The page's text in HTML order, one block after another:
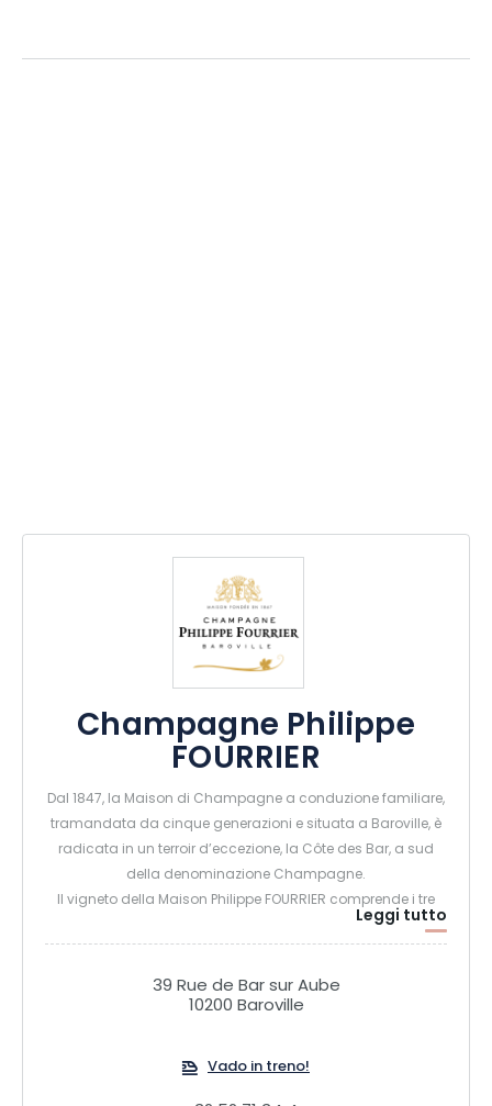
Champagne Philippe
FOURRIER
Dal 1847, la Maison di Champagne a conduzione familiare,
tramandata da cinque generazioni e situata a Baroville, è
radicata in un terroir d’eccezione, la Côte des Bar, a sud
della denominazione Champagne.
Il vigneto della Maison Philippe FOURRIER comprende i tre
vitigni principali della Champagne e il raro Pinot Bianco,
distribuiti su oltre 50 appezzamenti sui pendii dell’anfiteatro
naturale della Côte des Bar.
Leggi tutto
39 Rue de Bar sur Aube
10200 Baroville
Vado in treno!